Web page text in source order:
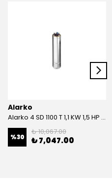
Alarko
Alarko 4 SD 1100 T 1,1 KW 1,5 HP Dalgıç Motor
%30
₺ 10,067.00
₺ 7,047.00